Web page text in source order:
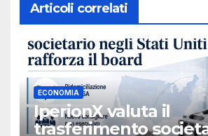
Articoli correlati
ECONOMIA
IperionX valuta il
trasferimento